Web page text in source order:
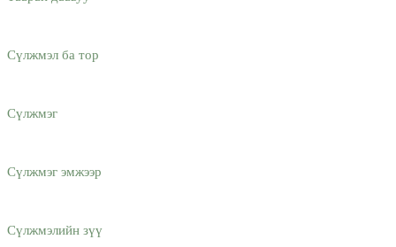
Сүлжмэл ба тор
Сүлжмэг
Сүлжмэг эмжээр
Сүлжмэлийн зүү